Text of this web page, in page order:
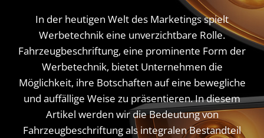
In der heutigen Welt des Marketings spielt
Werbetechnik eine unverzichtbare Rolle.
Fahrzeugbeschriftung, eine prominente Form der
Werbetechnik, bietet Unternehmen die
Möglichkeit, ihre Botschaften auf eine bewegliche
und auffällige Weise zu präsentieren. In diesem
Artikel werden wir die Bedeutung von
Fahrzeugbeschriftung als integralen Bestandteil